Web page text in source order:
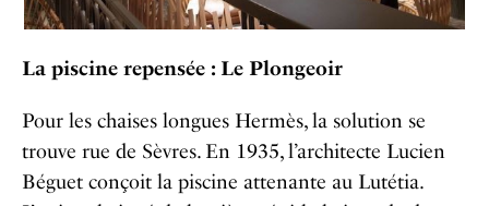
La piscine repensée : Le Plongeoir
Pour les chaises longues Hermès, la solution se
trouve rue de Sèvres. En 1935, l’architecte Lucien
Béguet conçoit la piscine attenante au Lutétia.